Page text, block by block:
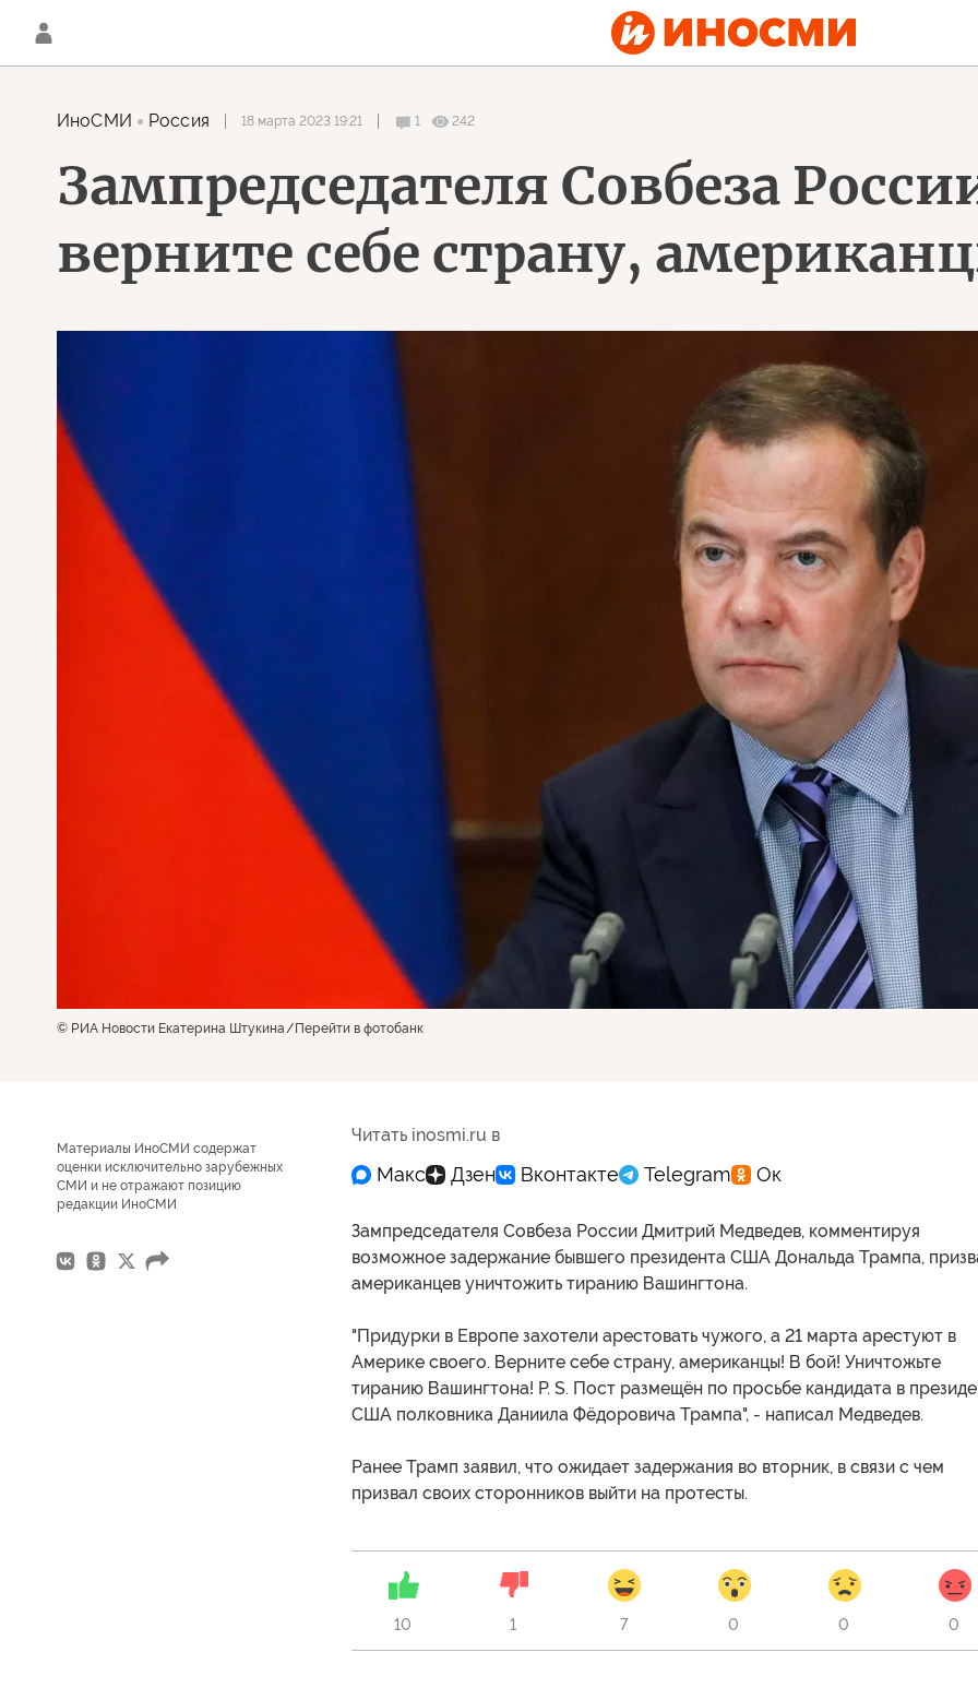
ИноСМИ Россия 18 марта 2023 19:21 1 242
Зампредседателя Совбеза
верните себе страну,
© РИА Новости Екатерина Штукина Перейти в фотобанк
Материалы ИноСМИ содержат
оценки исключительно зарубежных
СМИ и не отражают позицию
редакции ИноСМИ
Читать inosmi.ru в
Зампредседателя Совбеза России Дмитрий Медведев, комментируя
возможное задержание бывшего президента США Дональда Трампа,
американцев уничтожить тиранию Вашингтона.
"Придурки в Европе захотели арестовать чужого, а 21 марта арестуют в
Америке своего. Верните себе страну, американцы! В бой! Уничтожьте
тиранию Вашингтона! P. S. Пост размещён по просьбе кандидата в
США полковника Даниила Фёдоровича Трампа", - написал Медведев.
Ранее Трамп заявил, что ожидает задержания во вторник, в связи с чем
призвал своих сторонников выйти на протесты.
10 1 7 0 0 0